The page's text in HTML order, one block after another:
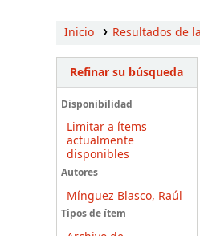
Inicio Resultados de
Refinar su búsqueda
Disponibilidad
Limitar a ítems
actualmente
disponibles
Autores
Mínguez Blasco, Raúl
Tipos de ítem